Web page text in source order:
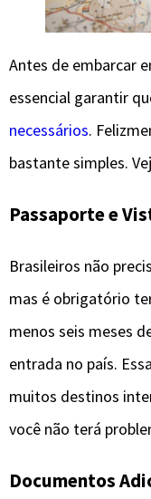
Antes de embarcar
essencial garantir
necessários.
bastante simples.
Passaporte e
Brasileiros não
mas é obrigatório
menos seis meses
entrada no país.
muitos destinos
você não terá
Documentos